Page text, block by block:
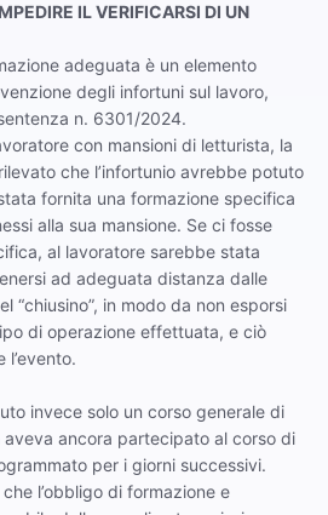
IL VERIFICARSI DI UN
adeguata è un elemento
degli infortuni sul lavoro,
n. 6301/2024.
con mansioni di letturista, la
che l’infortunio avrebbe potuto
fornita una formazione specifica
alla sua mansione. Se ci fosse
al lavoratore sarebbe stata
ad adeguata distanza dalle
“chiusino”, in modo da non esporsi
di operazione effettuata, e ciò
l’evento.
invece solo un corso generale di
ancora partecipato al corso di
per i giorni successivi.
l’obbligo di formazione e